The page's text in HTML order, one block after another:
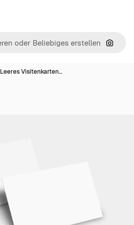
Nach
Leeres Visitenkarten…